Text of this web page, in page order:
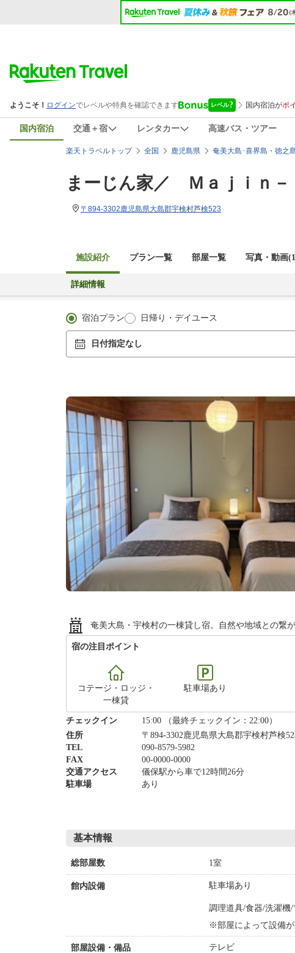
国内宿泊 交通＋宿 レンタカー 高速バス・ツアー
楽天トラベルトップ 全国 鹿児島県 奄美大島･喜界島・徳之
まーじん家／ Ｍａｊｉｎ
〒894-3302鹿児島県大島郡宇検村芦検523
施設紹介 プラン一覧 部屋一覧 写真・動画
詳細情報
宿泊プラン 日帰り・デイユース
日付指定なし
奄美大島・宇検村の一棟貸し宿。自然や地域との繋
宿の注目ポイント
コテージ・ロッジ・
一棟貸
駐車場あり
チェックイン 15:00 （最終チェックイン：22:00）
住所
〒894-3302鹿児島県大島郡宇検村芦検
TEL
090-8579-5982
FAX
00-0000-0000
交通アクセス
儀保駅から車で12時間26分
駐車場
あり
基本情報
総部屋数 1室
館内設備 駐車場あり
調理道具/食器/洗濯機
※部屋によって設備が
部屋設備・備品 テレビ